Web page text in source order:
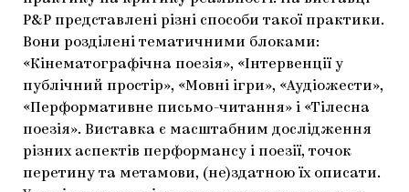
P&P представлені різні способи такої практики.
Вони розділені тематичними блоками:
«Кінематографічна поезія», «Інтервенції у
публічний простір», «Мовні ігри», «Аудіожести»,
«Перформативне письмо-читання» і «Тілесна
поезія». Виставка є масштабним дослідження
різних аспектів перформансу і поезії, точок
перетину та метамови, (не)здатною їх описати.